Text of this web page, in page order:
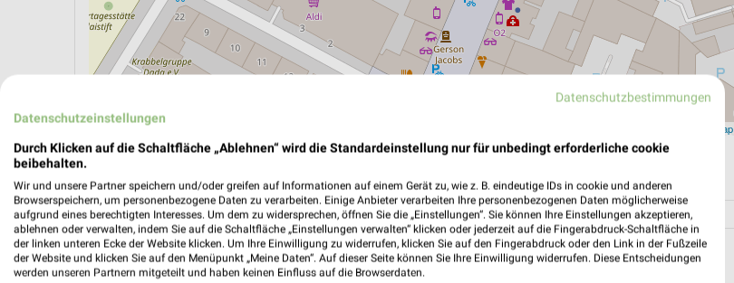
OpenStreetMap
Datenschutzbestimmungen
Datenschutzeinstellungen
Durch Klicken auf die Schaltfläche „Ablehnen“ wird die Standardeinstellung nur für unbedingt erforderliche cookie
beibehalten.
Wir und unsere Partner speichern und/oder greifen auf Informationen auf einem Gerät zu, wie z. B. eindeutige IDs in cookie und anderen
Browserspeichern, um personenbezogene Daten zu verarbeiten. Einige Anbieter verarbeiten Ihre personenbezogenen Daten möglicherweise
aufgrund eines berechtigten Interesses. Um dem zu widersprechen, öffnen Sie die „Einstellungen“. Sie können Ihre Einstellungen akzeptieren,
ablehnen oder verwalten, indem Sie auf die Schaltfläche „Einstellungen verwalten“ klicken oder jederzeit auf die Fingerabdruck-Schaltfläche in
der linken unteren Ecke der Website klicken. Um Ihre Einwilligung zu widerrufen, klicken Sie auf den Fingerabdruck oder den Link in der Fußzeile
der Website und klicken Sie auf den Menüpunkt „Meine Daten“. Auf dieser Seite können Sie Ihre Einwilligung widerrufen. Diese Entscheidungen
werden unseren Partnern mitgeteilt und haben keinen Einfluss auf die Browserdaten.